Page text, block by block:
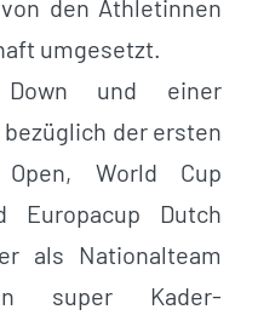
den Athletinnen
umgesetzt.
und einer
der ersten
Open, World Cup
Europacup Dutch
als Nationalteam
super Kader-